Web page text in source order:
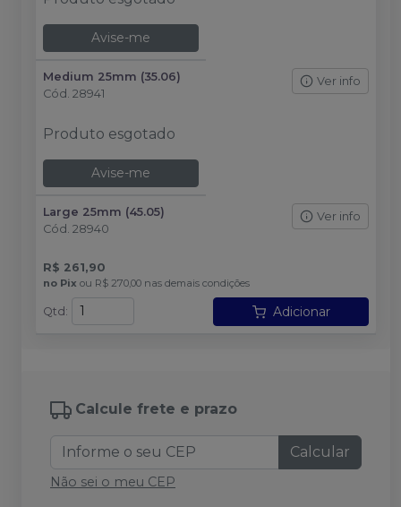
Avise-me
Medium 25mm (35.06)
Cód. 28941
Ver info
Produto esgotado
Avise-me
Large 25mm (45.05)
Cód. 28940
Ver info
R$ 261,90
no Pix ou R$ 270,00 nas demais condições
Qtd : Adicionar
Calcule frete e prazo
Calcular
Não sei o meu CEP